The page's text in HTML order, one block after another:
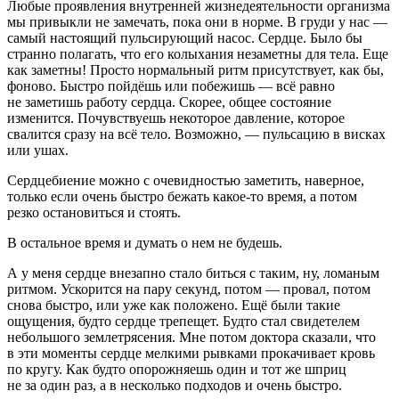
Любые проявления внутренней жизнедеятельности организма
мы привыкли не замечать, пока они в норме. В груди у нас —
самый настоящий пульсирующий насос. Сердце. Было бы
странно полагать, что его колыхания незаметны для тела. Еще
как заметны! Просто нормальный ритм присутствует, как бы,
фоново. Быстро пойдёшь или побежишь — всё равно
не заметишь работу сердца. Скорее, общее состояние
изменится. Почувствуешь некоторое давление, которое
свалится сразу на всё тело. Возможно, — пульсацию в висках
или ушах.
Сердцебиение можно с очевидностью заметить, наверное,
только если очень быстро бежать какое-то время, а потом
резко остановиться и стоять.
В остальное время и думать о нем не будешь.
А у меня сердце внезапно стало биться с таким, ну, ломаным
ритмом. Ускорится на пару секунд, потом — провал, потом
снова быстро, или уже как положено. Ещё были такие
ощущения, будто сердце трепещет. Будто стал свидетелем
небольшого землетрясения. Мне потом доктора сказали, что
в эти моменты сердце мелкими рывками прокачивает кровь
по кругу. Как будто опорожняешь один и тот же шприц
не за один раз, а в несколько подходов и очень быстро.